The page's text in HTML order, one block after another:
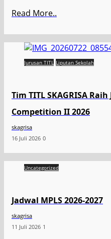
Read More..
Jurusan TITL Liputan Sekolah
Tim TITL SKAGRISA Raih
Competition II 2026
skagrisa
16 Juli 2026 0
Uncategorized
Jadwal MPLS 2026-2027
skagrisa
11 Juli 2026 1